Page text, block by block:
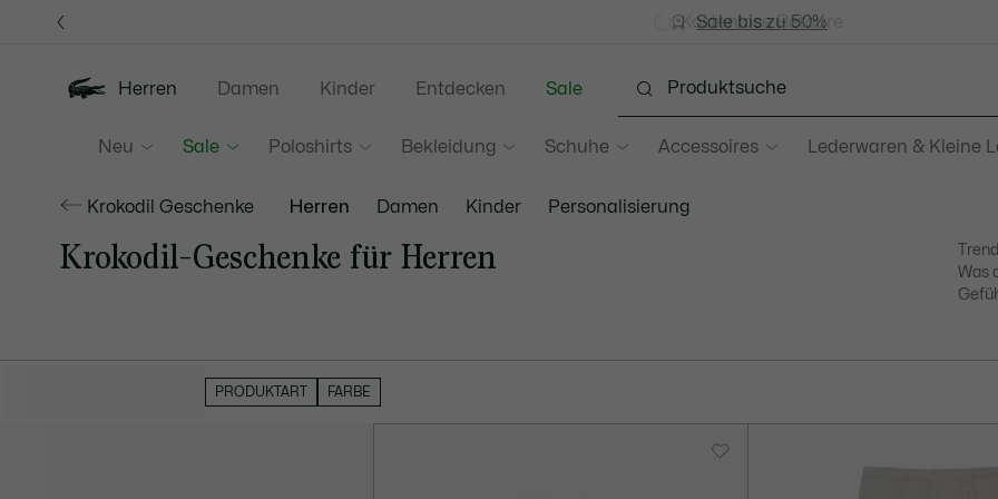
Kostenlose Retoure
Werden Sie Lacoste Member!
Sale bis zu 50%
Herren
Neu Sale Poloshirts Bekleidung Schuhe Accessoires Lederwaren & Kleine
Damen Kinder Entdecken Sale
Krokodil Geschenke Herren Damen Kinder Personalisierung
Krokodil-Geschenke für Herren
Was
PRODUKTART FARBE